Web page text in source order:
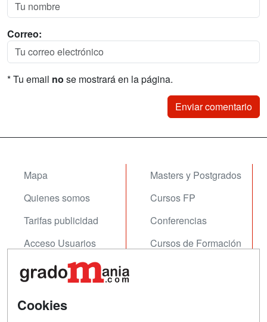
Correo:
* Tu email no se mostrará en la página.
Mapa
Quienes somos
Tarifas publicidad
Acceso Usuarios
Acceso Centros
Masters y Postgrados
Cursos FP
Conferencias
Cursos de Formación
Contactar
Cookies